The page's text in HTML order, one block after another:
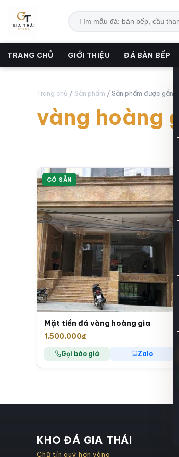
TRANG CHỦ GIỚI THIỆU ĐÁ BÀN BẾP
Trang chủ / Sản phẩm / Sản phẩm được gắn
vàng hoàng
CÓ SẴN
Mặt tiền đá vàng hoàng gia
1,500,000₫
Gọi báo giá Zalo
KHO ĐÁ GIA THÁI
Chữ tín quý hơn vàng